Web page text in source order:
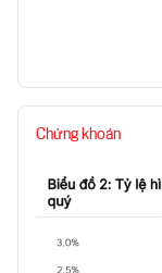
Chứng khoán